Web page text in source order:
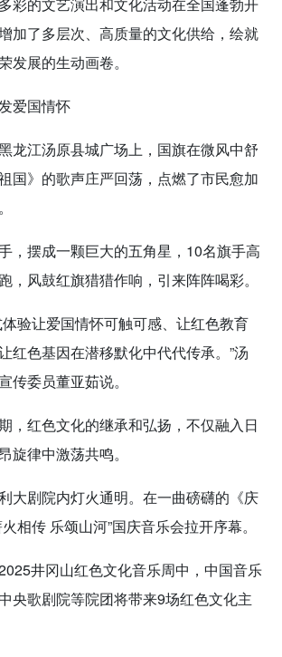
彩的文艺演出和文化活动在全国蓬勃开
加了多层次、高质量的文化供给，绘就
发展的生动画卷。
爱国情怀
江汤原县城广场上，国旗在微风中舒
国》的歌声庄严回荡，点燃了市民愈加
摆成一颗巨大的五角星，10名旗手高
，风鼓红旗猎猎作响，引来阵阵喝彩。
验让爱国情怀可触可感、让红色教育
红色基因在潜移默化中代代传承。”汤
传委员董亚茹说。
红色文化的继承和弘扬，不仅融入日
旋律中激荡共鸣。
剧院内灯火通明。在一曲磅礴的《庆
相传 乐颂山河”国庆音乐会拉开序幕。
井冈山红色文化音乐周中，中国音乐
央歌剧院等院团将带来9场红色文化主